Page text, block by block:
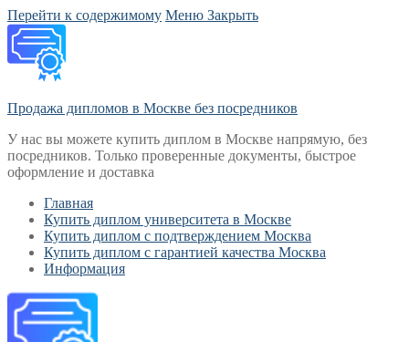
Перейти к содержимому Меню Закрыть
Продажа дипломов в Москве без посредников
У нас вы можете купить диплом в Москве напрямую, без
посредников. Только проверенные документы, быстрое
оформление и доставка
Главная
Купить диплом университета в Москве
Купить диплом с подтверждением Москва
Купить диплом с гарантией качества Москва
Информация